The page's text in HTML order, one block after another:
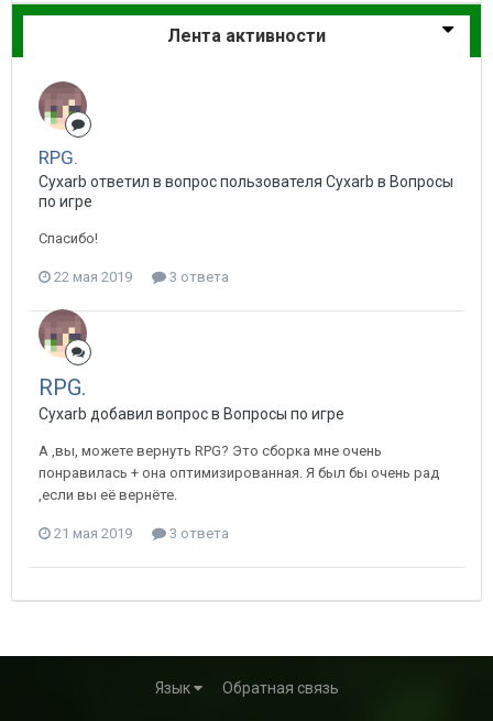
Лента активности
RPG.
Cyxarb ответил в вопрос пользователя Cyxarb в Вопросы
по игре
Спасибо!
22 мая 2019 3 ответа
RPG.
Cyxarb добавил вопрос в Вопросы по игре
А ,вы, можете вернуть RPG? Это сборка мне очень
понравилась + она оптимизированная. Я был бы очень рад
,если вы её вернёте.
21 мая 2019 3 ответа
Язык Обратная связь